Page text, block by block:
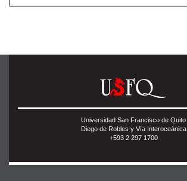
Universidad San Francisco de Quito
Diego de Robles y Vía Interoceánica
+593 2 297 1700